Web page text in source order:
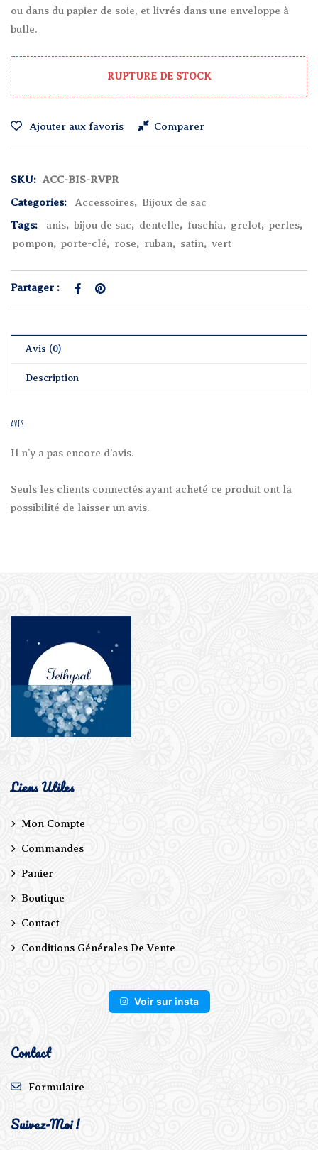
ou dans du papier de soie, et livrés dans une enveloppe à
bulle.
RUPTURE DE STOCK
Ajouter aux favoris Comparer
SKU: ACC-BIS-RVPR
Categories:
Accessoires, Bijoux de sac
Tags:
anis, bijou de sac, dentelle, fuschia, grelot, perles,
pompon, porte-clé, rose, ruban, satin, vert
Partager :
Avis (0)
Description
AVIS
Il n’y a pas encore d’avis.
Seuls les clients connectés ayant acheté ce produit ont la
possibilité de laisser un avis.
Liens Utiles
Mon Compte
Commandes
Panier
Boutique
Contact
Conditions Générales De Vente
Voir sur insta
Contact
Formulaire
Suivez-Moi !